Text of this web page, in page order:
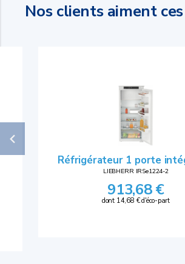
Nos clients aiment
Réfrigérateur 1 porte
LIEBHERR IRSe1224-2
913,68 €
dont 14,68 € d'éco-part